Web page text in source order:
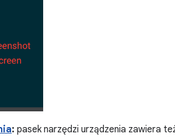
: pasek narzędzi urządzenia zawiera